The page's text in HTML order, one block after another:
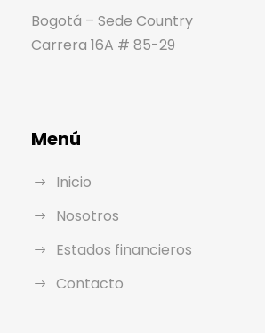
Bogotá – Sede Country
Carrera 16A # 85-29
Menú
Inicio
Nosotros
Estados financieros
Contacto